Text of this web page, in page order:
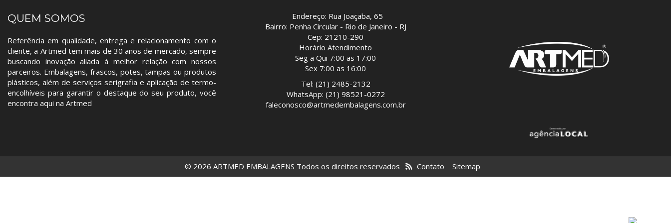
QUEM SOMOS
Referência em qualidade, entrega e relacionamento com o
cliente, a Artmed tem mais de 30 anos de mercado, sempre
buscando inovação aliada à melhor relação com nossos
parceiros. Embalagens, frascos, potes, tampas ou produtos
plásticos, além de serviços serigrafia e aplicação de termo-
encolhíveis para garantir o destaque do seu produto, você
encontra aqui na Artmed
Endereço: Rua Joaçaba, 65
Bairro: Penha Circular - Rio de Janeiro - RJ
Cep: 21210-290
Horário Atendimento
Seg a Qui 7:00 as 17:00
Sex 7:00 as 16:00
Tel: (21) 2485-2132
WhatsApp: (21) 98521-0272
faleconosco@artmedembalagens.com.br
© 2026 ARTMED EMBALAGENS Todos os direitos reservados Contato Sitemap